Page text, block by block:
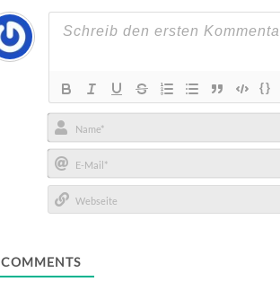
{}
Name*
E-
Mail*
COMMENTS